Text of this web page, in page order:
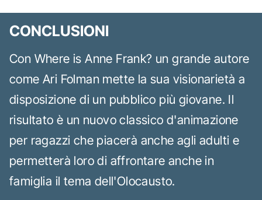
CONCLUSIONI
Con Where is Anne Frank? un grande autore
come Ari Folman mette la sua visionarietà a
disposizione di un pubblico più giovane. Il
risultato è un nuovo classico d'animazione
per ragazzi che piacerà anche agli adulti e
permetterà loro di affrontare anche in
famiglia il tema dell'Olocausto.